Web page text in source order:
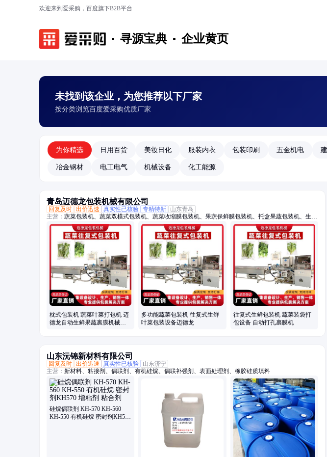
欢迎来到爱采购，百度旗下B2B平台
寻源宝典 企业黄页
未找到该企业，为您推荐以下厂家
按分类浏览百度爱采购优质厂家
为你精选 日用百货 美妆日化 服装内衣 包装印刷 五金机电
冶金钢材 电工电气 机械设备 化工能源
青岛迈德龙包装机械有限公司
回复及时 出价迅速 真实性已核验 专精特新
山东青岛
主营： 蔬菜包装机、蔬菜双模式包装机、蔬菜收缩膜包装机、果蔬保鲜膜包装机、托盒果蔬包装机、生鲜
包装机、保鲜包装机、蔬菜高速包装机、称重贴标机、冬瓜定量切片机
枕式包装机 蔬菜叶菜打包机 迈
德龙自动生鲜果蔬裹膜机械设
多功能蔬菜包装机 往复式生鲜
叶菜包装设备迈德龙
往复式生鲜包装机 蔬菜装袋打
包设备 自动打孔裹膜机
山东沅锦新材料有限公司
回复及时 出价迅速 真实性已核验
山东济宁
主营： 新材料、粘接剂、偶联剂、有机硅烷、偶联补强剂、表面处理剂、橡胶硅质填料
硅烷偶联剂 KH-570 KH-560
KH-550 有机硅烷 密封剂KH570